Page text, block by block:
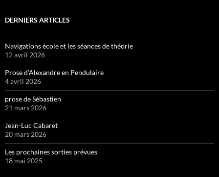
DERNIERS ARTICLES
Navigations école et les séances de théorie
12 avril 2026
Prose d’Alexandre en Pendulaire
4 avril 2026
prose de Sébastien
21 mars 2026
Jean-Luc Cabaret
20 mars 2026
Les prochaines sorties prévues
18 mai 2025